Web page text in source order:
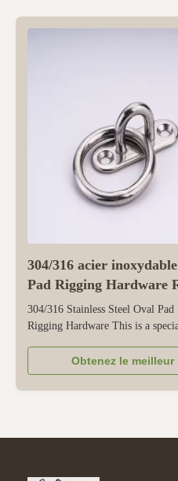
304/316 acier
Pad Rigging Hardware
la corrosion
304/316 Stainless Steel Oval
Rigging Hardware This is a
connection. It is made of two
steel: 304 stainless steel works
mild humid environments such
Obtenez le meilleur